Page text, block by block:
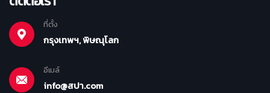
ที่ตั้ง
กรุงเทพฯ, พิษณุโลก
อีเมล์
info@สปา.com